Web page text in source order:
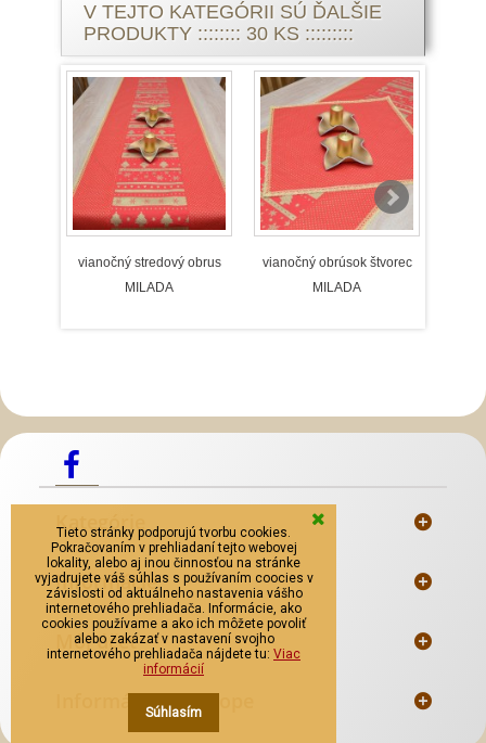
V TEJTO KATEGÓRII SÚ ĎALŠIE
PRODUKTY :::::::: 30 KS :::::::::
vianočný stredový obrus
MILADA
vianočný obrúsok štvorec
MILADA
Kategórie
Informácie
Môj účet
Informácie o e-shope
Tieto stránky podporujú tvorbu cookies.
Pokračovaním v prehliadaní tejto webovej
lokality, alebo aj inou činnosťou na stránke
vyjadrujete váš súhlas s používaním coocies v
závislosti od aktuálneho nastavenia vášho
internetového prehliadača. Informácie, ako
cookies používame a ako ich môžete povoliť
alebo zakázať v nastavení svojho
internetového prehliadača nájdete tu: Viac
informácií
Súhlasím